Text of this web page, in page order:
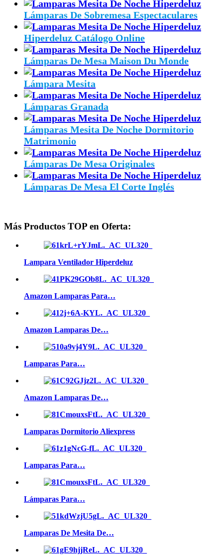
Lámparas De Sobremesa Espectaculares
Hiperdeluz Catálogo Online
Lámparas De Mesa Maison Du Monde
Lámpara Mesita
Lámparas Granada
Lámparas Mesita De Noche Dormitorio
Matrimonio
Lámparas De Mesa Originales
Lámparas De Mesa El Corte Inglés
Más Productos TOP en Oferta:
Lampara Ventilador Hiperdeluz
Amazon Lamparas Para…
Amazon Lamparas De…
Lamparas Para…
Amazon Lamparas De…
Lamparas Dormitorio Aliexpress
Lamparas Para…
Lámparas Para…
Lamparas De Mesita De…